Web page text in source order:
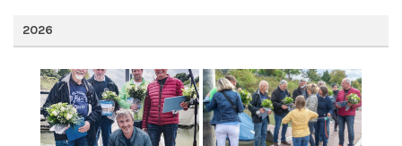
2026